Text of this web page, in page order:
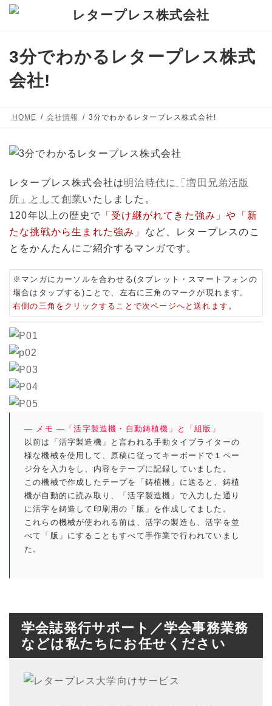
コ
ン
ッ
ナ
ー
移
3分でわかるレタープレス株式
会社!
HOME 会社情報 3分でわかるレタープレス株式会社!
レタープレス株式会社は明治時代に「増田兄弟活版
所」として創業いたしました。
120年以上の歴史で 「受け継がれてきた強み」や「新
たな挑戦から生まれた強み」 など、レタープレスのこ
とをかんたんにご紹介するマンガです。
※マンガにカーソルを合わせる(タブレット・スマートフォンの
場合はタップする)ことで、左右に三角のマークが現れます。
右側の三角をクリックすることで次ページへと送れます。
― メモ ―「活字製造機・自動鋳植機」と「組版」
以前は「活字製造機」と言われる手動タイプライターの
様な機械を使用して、原稿に従ってキーボードで１ペー
ジ分を入力をし、内容をテープに記録していました。
この機械で作成したテープを「鋳植機」に送ると、鋳植
機が自動的に読み取り、「活字製造機」で入力した通り
に活字を鋳造して印刷用の「版」を作成してました。
これらの機械が使われる前は、活字の製造も、活字を並
べて「版」にすることもすべて手作業で行われていまし
た。
学会誌発行サポート／学会事務業務
などは私たちにお任せください